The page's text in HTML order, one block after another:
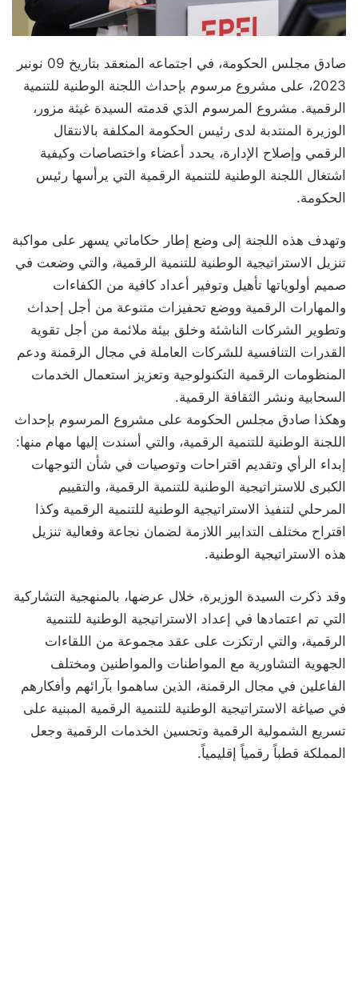
صادق مجلس الحكومة، في اجتماعه المنعقد بتاريخ 09 نونبر
2023، على مشروع مرسوم بإحداث اللجنة الوطنية للتنمية
الرقمية. مشروع المرسوم الذي قدمته السيدة غيثة مزور،
الوزيرة المنتدبة لدى رئيس الحكومة المكلفة بالانتقال
الرقمي وإصلاح الإدارة، يحدد أعضاء واختصاصات وكيفية
اشتغال اللجنة الوطنية للتنمية الرقمية التي يرأسها رئيس
الحكومة.
وتهدف هذه اللجنة إلى وضع إطار حكاماتي يسهر على مواكبة
تنزيل الاستراتيجية الوطنية للتنمية الرقمية، والتي وضعت في
صميم أولوياتها تأهيل وتوفير أعداد كافية من الكفاءات
والمهارات الرقمية ووضع تحفيزات متنوعة من أجل إحداث
وتطوير الشركات الناشئة وخلق بيئة ملائمة من أجل تقوية
القدرات التنافسية للشركات العاملة في مجال الرقمنة ودعم
المنظومات الرقمية التكنولوجية وتعزيز استعمال الخدمات
السحابية ونشر الثقافة الرقمية.
وهكذا صادق مجلس الحكومة على مشروع المرسوم بإحداث
اللجنة الوطنية للتنمية الرقمية، والتي أسندت إليها مهام منها:
إبداء الرأي وتقديم اقتراحات وتوصيات في شأن التوجهات
الكبرى للاستراتيجية الوطنية للتنمية الرقمية، والتقييم
المرحلي لتنفيذ الاستراتيجية الوطنية للتنمية الرقمية وكذا
اقتراح مختلف التدابير اللازمة لضمان نجاعة وفعالية تنزيل
هذه الاستراتيجية الوطنية.
وقد ذكرت السيدة الوزيرة، خلال عرضها، بالمنهجية التشاركية
التي تم اعتمادها في إعداد الاستراتيجية الوطنية للتنمية
الرقمية، والتي ارتكزت على عقد مجموعة من اللقاءات
الجهوية التشاورية مع المواطنات والمواطنين ومختلف
الفاعلين في مجال الرقمنة، الذين ساهموا بآرائهم وأفكارهم
في صياغة الاستراتيجية الوطنية للتنمية الرقمية المبنية على
تسريع الشمولية الرقمية وتحسين الخدمات الرقمية وجعل
المملكة قطباً رقمياً إقليمياً.